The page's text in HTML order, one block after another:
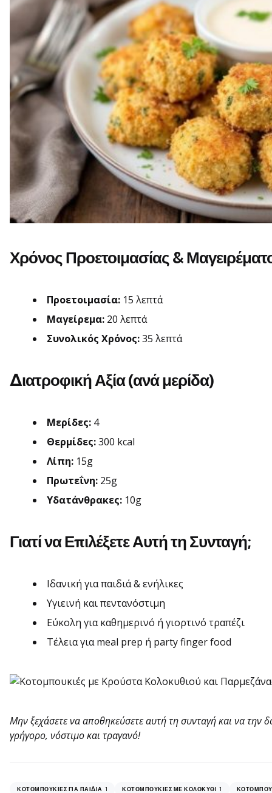
Χρόνος Προετοιμασίας &
Προετοιμασία: 15 λεπτά
Μαγείρεμα: 20 λεπτά
Συνολικός Χρόνος:35 λεπτά
Διατροφική Αξία (ανά μερίδα)
Μερίδες: 4
Θερμίδες:300 kcal
Λίπη: 15g
Πρωτεΐνη: 25g
Υδατάνθρακες: 10g
Γιατί να Επιλέξετε Αυτή τη Συνταγή;
Ιδανική για παιδιά & ενήλικες
Υγιεινή και πεντανόστιμη
Εύκολη για καθημερινό ή γιορτινό τραπέζι
Τέλεια για meal prep ή party finger food
Μην ξεχάσετε να αποθηκεύσετε αυτή τη συνταγή και να την
γρήγορο, νόστιμο και τραγανό!
ΚΟΤΟΜΠΟΥΚΙΈΣ ΓΙΑ ΠΑΙΔΙΆ 1 ΚΟΤΟΜΠΟΥΚΙΈΣ ΜΕ ΚΟΛΟΚΎΘΙ 1